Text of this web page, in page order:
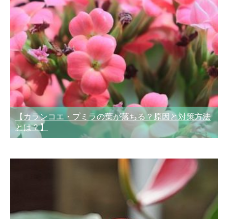
【カランコエ・プミラの葉が落ちる？原因と対策方法
とは？】